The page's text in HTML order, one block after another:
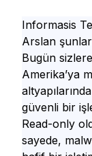
Informasis
Arslan
Bugün
Amerika’ya
güvenli bir
Read-only
sayede,